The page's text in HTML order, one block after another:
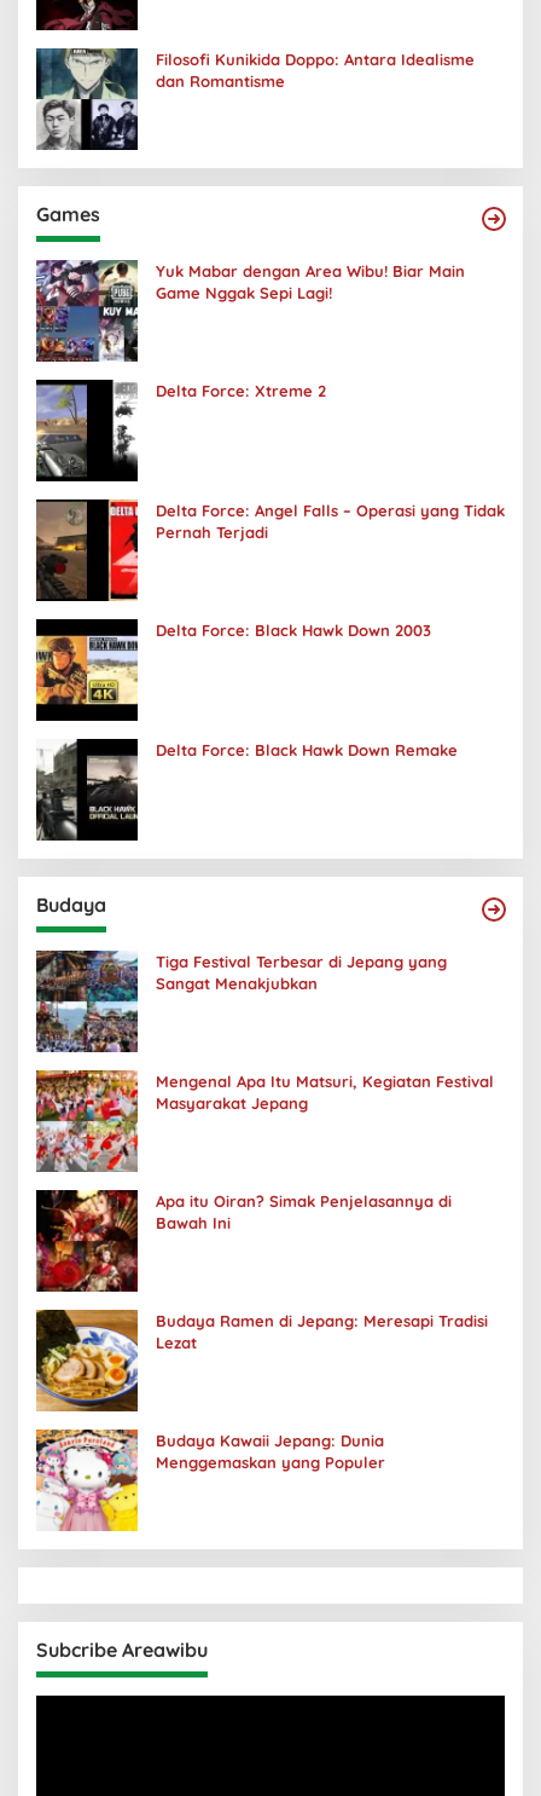
Filosofi Kunikida Doppo: Antara Idealisme
dan Romantisme
Games
Yuk Mabar dengan Area Wibu! Biar Main
Game Nggak Sepi Lagi!
Delta Force: Xtreme 2
Delta Force: Angel Falls – Operasi yang Tidak
Pernah Terjadi
Delta Force: Black Hawk Down 2003
Delta Force: Black Hawk Down Remake
Budaya
Tiga Festival Terbesar di Jepang yang
Sangat Menakjubkan
Mengenal Apa Itu Matsuri, Kegiatan Festival
Masyarakat Jepang
Apa itu Oiran? Simak Penjelasannya di
Bawah Ini
Budaya Ramen di Jepang: Meresapi Tradisi
Lezat
Budaya Kawaii Jepang: Dunia
Menggemaskan yang Populer
Subcribe Areawibu